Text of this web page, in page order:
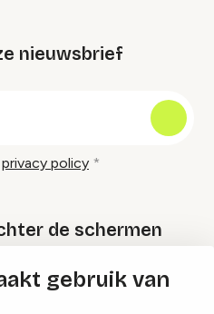
gebruik van
nieuwsbrief
privacy policy
de schermen
Specials